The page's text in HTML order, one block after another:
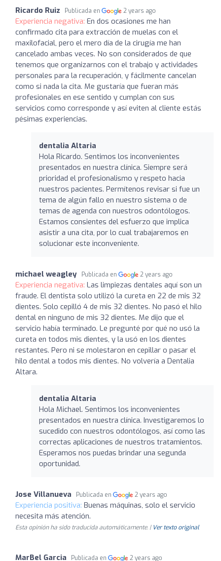
Ricardo Ruiz Publicada en 2 years ago
Experiencia negativa: En dos ocasiones me han
confirmado cita para extracción de muelas con el
maxilofacial, pero el mero día de la cirugía me han
cancelado ambas veces. No son considerados de que
tenemos que organizarnos con el trabajo y actividades
personales para la recuperación, y fácilmente cancelan
como si nada la cita. Me gustaría que fueran más
profesionales en ese sentido y cumplan con sus
servicios como corresponde y así eviten al cliente estás
pésimas experiencias.
dentalia Altaria
Hola Ricardo. Sentimos los inconvenientes
presentados en nuestra clínica. Siempre será
prioridad el profesionalismo y respeto hacia
nuestros pacientes. Permítenos revisar si fue un
tema de algún fallo en nuestro sistema o de
temas de agenda con nuestros odontólogos.
Estamos consientes del esfuerzo que implica
asistir a una cita, por lo cual trabajaremos en
solucionar este inconveniente.
michael weagley Publicada en 2 years ago
Experiencia negativa: Las limpiezas dentales aquí son un
fraude. El dentista solo utilizó la cureta en 22 de mis 32
dientes. Solo cepilló 4 de mis 32 dientes. No pasó el hilo
dental en ninguno de mis 32 dientes. Me dijo que el
servicio había terminado. Le pregunté por qué no usó la
cureta en todos mis dientes, y la usó en los dientes
restantes. Pero ni se molestaron en cepillar o pasar el
hilo dental a todos mis dientes. No volvería a Dentalia
Altara.
dentalia Altaria
Hola Michael. Sentimos los inconvenientes
presentados en nuestra clínica. Investigaremos lo
sucedido con nuestros odontólogos, así como las
correctas aplicaciones de nuestros tratamientos.
Esperamos nos puedas brindar una segunda
oportunidad.
Jose Villanueva Publicada en 2 years ago
Experiencia positiva: Buenas máquinas, solo el servicio
necesita más atención.
Esta opinión ha sido traducida automáticamente. | Ver texto original
MarBel Garcia Publicada en 2 years ago